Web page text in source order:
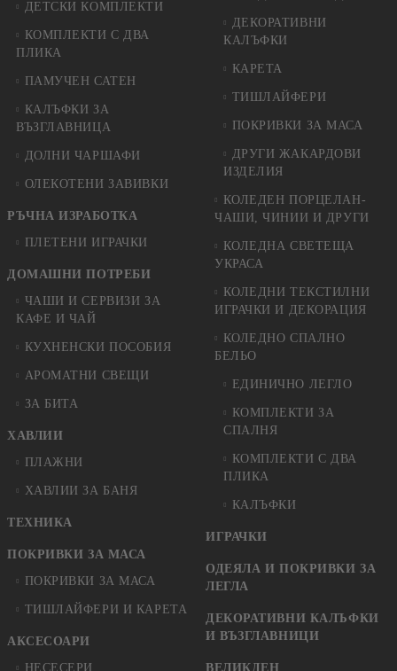
ДЕТСКИ КОМПЛЕКТИ
КОМПЛЕКТИ С ДВА
ПЛИКА
ПАМУЧЕН САТЕН
КАЛЪФКИ ЗА
ВЪЗГЛАВНИЦА
ДОЛНИ ЧАРШАФИ
ОЛЕКОТЕНИ ЗАВИВКИ
РЪЧНА ИЗРАБОТКА
ПЛЕТЕНИ ИГРАЧКИ
ДОМАШНИ ПОТРЕБИ
ЧАШИ И СЕРВИЗИ ЗА
КАФЕ И ЧАЙ
КУХНЕНСКИ ПОСОБИЯ
АРОМАТНИ СВЕЩИ
ЗА БИТА
ХАВЛИИ
ПЛАЖНИ
ХАВЛИИ ЗА БАНЯ
ТЕХНИКА
ПОКРИВКИ ЗА МАСА
ПОКРИВКИ ЗА МАСА
ТИШЛАЙФЕРИ И КАРЕТА
АКСЕСОАРИ
НЕСЕСЕРИ
ДЕКОРАТИВНИ
КАЛЪФКИ
КАРЕТА
ТИШЛАЙФЕРИ
ПОКРИВКИ ЗА МАСА
ДРУГИ ЖАКАРДОВИ
ИЗДЕЛИЯ
КОЛЕДЕН ПОРЦЕЛАН-
ЧАШИ, ЧИНИИ И ДРУГИ
КОЛЕДНА СВЕТЕЩА
УКРАСА
КОЛЕДНИ ТЕКСТИЛНИ
ИГРАЧКИ И ДЕКОРАЦИЯ
КОЛЕДНO СПАЛНO
БЕЛЬО
ЕДИНИЧНО ЛЕГЛО
КОМПЛЕКТИ ЗА
СПАЛНЯ
КОМПЛЕКТИ С ДВА
ПЛИКА
КАЛЪФКИ
ИГРАЧКИ
ОДЕЯЛА И ПОКРИВКИ ЗА
ЛЕГЛА
ДЕКОРАТИВНИ КАЛЪФКИ
И ВЪЗГЛАВНИЦИ
ВЕЛИКДЕН